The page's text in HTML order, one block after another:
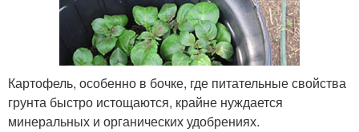
Картофель, особенно в бочке, где питательные свойства
грунта быстро истощаются, крайне нуждается
минеральных и органических удобрениях.